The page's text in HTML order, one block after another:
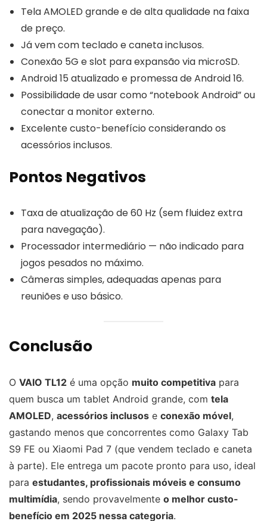
Tela AMOLED grande e de alta qualidade na faixa
de preço.
Já vem com teclado e caneta inclusos.
Conexão 5G e slot para expansão via microSD.
Android 15 atualizado e promessa de Android 16.
Possibilidade de usar como “notebook Android” ou
conectar a monitor externo.
Excelente custo-benefício considerando os
acessórios inclusos.
Pontos Negativos
Taxa de atualização de 60 Hz (sem fluidez extra
para navegação).
Processador intermediário — não indicado para
jogos pesados no máximo.
Câmeras simples, adequadas apenas para
reuniões e uso básico.
Conclusão
O VAIO TL12 é uma opção muito competitiva para
quem busca um tablet Android grande, com tela
AMOLED, acessórios inclusos e conexão móvel,
gastando menos que concorrentes como Galaxy Tab
S9 FE ou Xiaomi Pad 7 (que vendem teclado e caneta
à parte). Ele entrega um pacote pronto para uso, ideal
para estudantes, profissionais móveis e consumo
multimídia, sendo provavelmente o melhor custo-
benefício em 2025 nessa categoria.